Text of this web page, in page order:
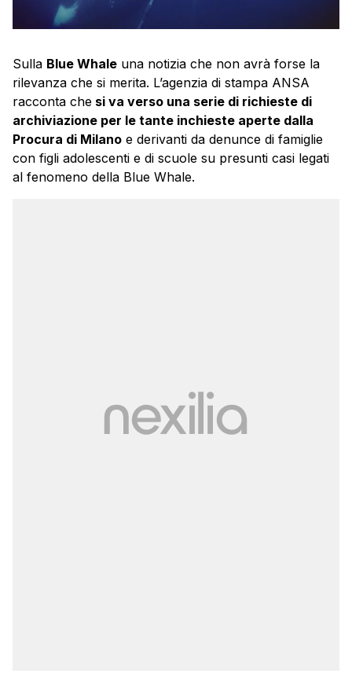
Sulla Blue Whale una notizia che non avrà forse la
rilevanza che si merita. L’agenzia di stampa ANSA
racconta che si va verso una serie di richieste di
archiviazione per le tante inchieste aperte dalla
Procura di Milano e derivanti da denunce di famiglie
con figli adolescenti e di scuole su presunti casi legati
al fenomeno della Blue Whale.